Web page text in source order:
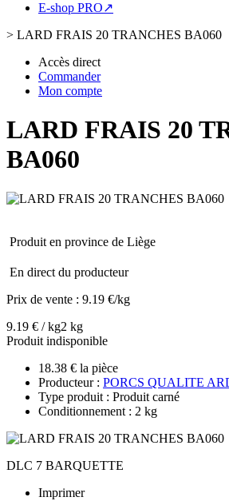
E-shop PRO↗
> LARD FRAIS 20 TRANCHES BA060
Accès direct
Commander
Mon compte
LARD FRAIS 20
BA060
Produit en province de Liège
En direct du producteur
Prix de vente : 9.19 €/kg
9.19 € / kg2 kg
Produit indisponible
18.38 € la pièce
Producteur : PORCS QUALITE
Type produit : Produit carné
Conditionnement : 2 kg
DLC 7 BARQUETTE
Imprimer